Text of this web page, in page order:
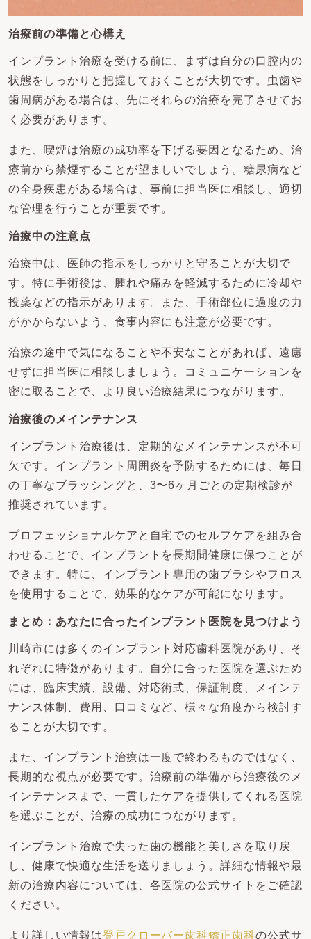
治療前の準備と心構え
インプラント治療を受ける前に、まずは自分の口腔内の
状態をしっかりと把握しておくことが大切です。虫歯や
歯周病がある場合は、先にそれらの治療を完了させてお
く必要があります。
また、喫煙は治療の成功率を下げる要因となるため、治
療前から禁煙することが望ましいでしょう。糖尿病など
の全身疾患がある場合は、事前に担当医に相談し、適切
な管理を行うことが重要です。
治療中の注意点
治療中は、医師の指示をしっかりと守ることが大切で
す。特に手術後は、腫れや痛みを軽減するために冷却や
投薬などの指示があります。また、手術部位に過度の力
がかからないよう、食事内容にも注意が必要です。
治療の途中で気になることや不安なことがあれば、遠慮
せずに担当医に相談しましょう。コミュニケーションを
密に取ることで、より良い治療結果につながります。
治療後のメインテナンス
インプラント治療後は、定期的なメインテナンスが不可
欠です。インプラント周囲炎を予防するためには、毎日
の丁寧なブラッシングと、3〜6ヶ月ごとの定期検診が
推奨されています。
プロフェッショナルケアと自宅でのセルフケアを組み合
わせることで、インプラントを長期間健康に保つことが
できます。特に、インプラント専用の歯ブラシやフロス
を使用することで、効果的なケアが可能になります。
まとめ：あなたに合ったインプラント医院を見つけよう
川崎市には多くのインプラント対応歯科医院があり、そ
れぞれに特徴があります。自分に合った医院を選ぶため
には、臨床実績、設備、対応術式、保証制度、メインテ
ナンス体制、費用、口コミなど、様々な角度から検討す
ることが大切です。
また、インプラント治療は一度で終わるものではなく、
長期的な視点が必要です。治療前の準備から治療後のメ
インテナンスまで、一貫したケアを提供してくれる医院
を選ぶことが、治療の成功につながります。
インプラント治療で失った歯の機能と美しさを取り戻
し、健康で快適な生活を送りましょう。詳細な情報や最
新の治療内容については、各医院の公式サイトをご確認
ください。
より詳しい情報は登戸クローバー歯科矯正歯科の公式サ